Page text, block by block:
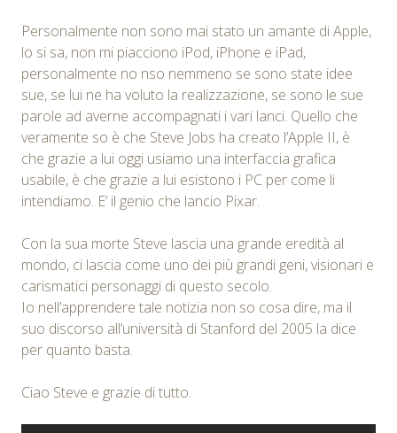
Personalmente non sono mai stato un amante di Apple,
lo si sa, non mi piacciono iPod, iPhone e iPad,
personalmente no nso nemmeno se sono state idee
sue, se lui ne ha voluto la realizzazione, se sono le sue
parole ad averne accompagnati i vari lanci. Quello che
veramente so è che Steve Jobs ha creato l’Apple II, è
che grazie a lui oggi usiamo una interfaccia grafica
usabile, è che grazie a lui esistono i PC per come li
intendiamo. E’ il genio che lancio Pixar.
Con la sua morte Steve lascia una grande eredità al
mondo, ci lascia come uno dei più grandi geni, visionari e
carismatici personaggi di questo secolo.
Io nell’apprendere tale notizia non so cosa dire, ma il
suo discorso all’università di Stanford del 2005 la dice
per quanto basta.
Ciao Steve e grazie di tutto.